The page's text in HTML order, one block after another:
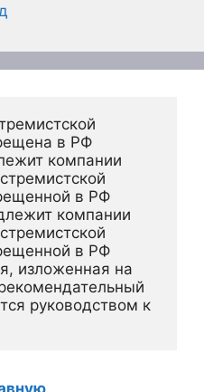
в РФ
компании
в РФ
компании
в РФ
изложенная на
руководством к